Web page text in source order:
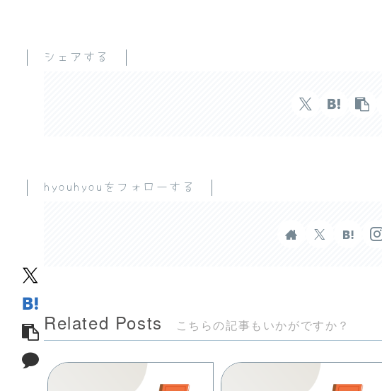
シェアする
hyouhyouをフォローする
Related Posts こちらの記事もいかがですか？